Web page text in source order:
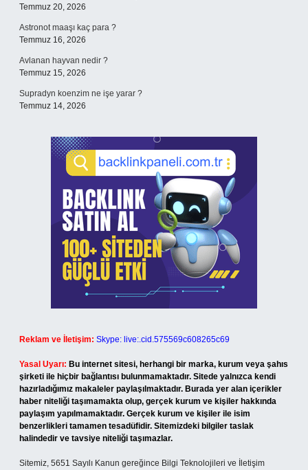
Temmuz 20, 2026
Astronot maaşı kaç para ?
Temmuz 16, 2026
Avlanan hayvan nedir ?
Temmuz 15, 2026
Supradyn koenzim ne işe yarar ?
Temmuz 14, 2026
Reklam ve İletişim: Skype: live:.cid.575569c608265c69
Yasal Uyarı: Bu internet sitesi, herhangi bir marka, kurum veya şahıs
şirketi ile hiçbir bağlantısı bulunmamaktadır. Sitede yalnızca kendi
hazırladığımız makaleler paylaşılmaktadır. Burada yer alan içerikler
haber niteliği taşımamakta olup, gerçek kurum ve kişiler hakkında
paylaşım yapılmamaktadır. Gerçek kurum ve kişiler ile isim
benzerlikleri tamamen tesadüfidir. Sitemizdeki bilgiler taslak
halindedir ve tavsiye niteliği taşımazlar.
Sitemiz, 5651 Sayılı Kanun gereğince Bilgi Teknolojileri ve İletişim